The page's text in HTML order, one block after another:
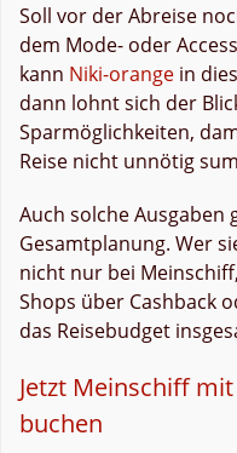
Soll vor der Abreise
dem Mode- oder
kann Niki-orange in
dann lohnt sich der
Sparmöglichkeiten,
Reise nicht unnötig
Auch solche Ausgaben
Gesamtplanung. Wer
nicht nur bei
Shops über Cashback
das Reisebudget
Jetzt Meinschiff
buchen